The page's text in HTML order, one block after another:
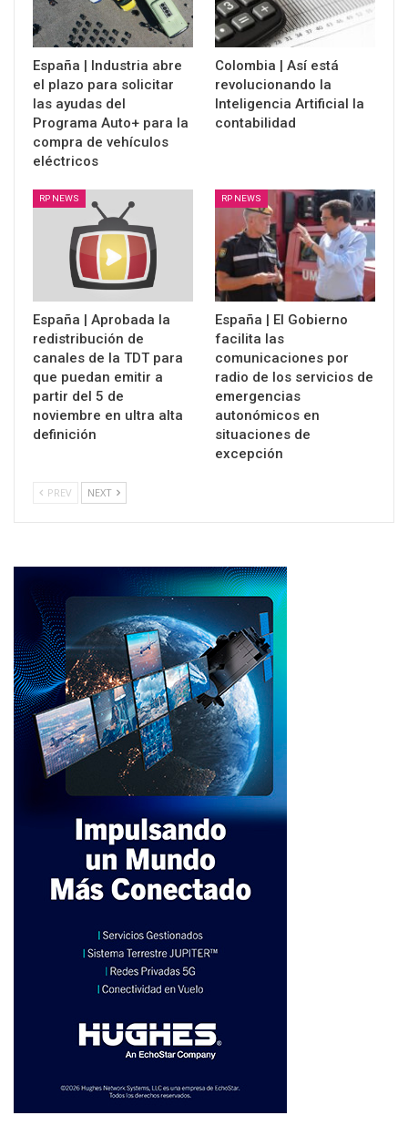
España | Industria abre
el plazo para solicitar
las ayudas del
Programa Auto+ para la
compra de vehículos
eléctricos
Colombia | Así está
revolucionando la
Inteligencia Artificial la
contabilidad
RP NEWS
España | Aprobada la
redistribución de
canales de la TDT para
que puedan emitir a
partir del 5 de
noviembre en ultra alta
definición
RP NEWS
España | El Gobierno
facilita las
comunicaciones por
radio de los servicios de
emergencias
autonómicos en
situaciones de
excepción
PREV NEXT